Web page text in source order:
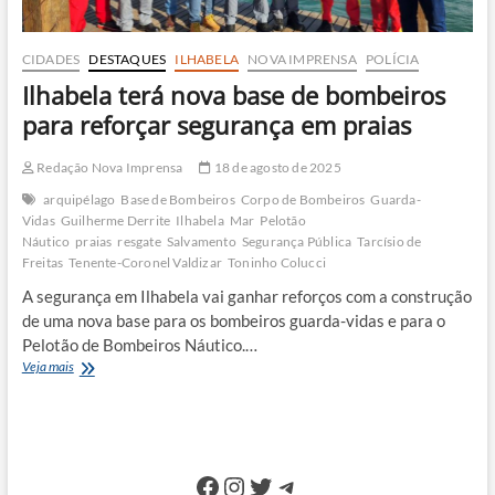
CIDADES DESTAQUES ILHABELA NOVA IMPRENSA POLÍCIA
Ilhabela terá nova base de bombeiros
para reforçar segurança em praias
Redação Nova Imprensa
18 de agosto de 2025
arquipélago Base de Bombeiros Corpo de Bombeiros Guarda-
Vidas Guilherme Derrite Ilhabela Mar Pelotão
Náutico praias resgate Salvamento Segurança Pública Tarcísio de
Freitas Tenente-Coronel Valdizar Toninho Colucci
A segurança em Ilhabela vai ganhar reforços com a construção
de uma nova base para os bombeiros guarda-vidas e para o
Pelotão de Bombeiros Náutico.…
Veja maisIlhabela
Facebook
Instagram
Twitter
Telegram